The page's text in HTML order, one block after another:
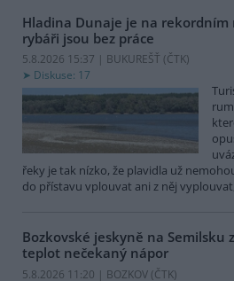
Hladina Dunaje je na rekordním
rybáři jsou bez práce
5.8.2026 15:37 | BUKUREŠŤ (ČTK)
Diskuse: 17
řeky je tak nízko, že plavidla už
do přístavu vplouvat ani z něj
Bozkovské jeskyně na Semilsku
teplot nečekaný nápor
5.8.2026 11:20 | BOZKOV (ČTK)